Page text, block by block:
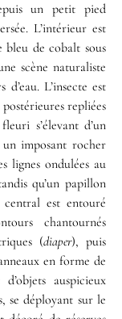
un petit pied
L’intérieur est
bleu de cobalt sous
scène naturaliste
L’insecte est
repliées
s’élevant d’un
imposant rocher
lignes ondulées au
qu’un papillon
est entouré
chantournés
(diaper), puis
en forme de
auspicieux
se déployant sur le